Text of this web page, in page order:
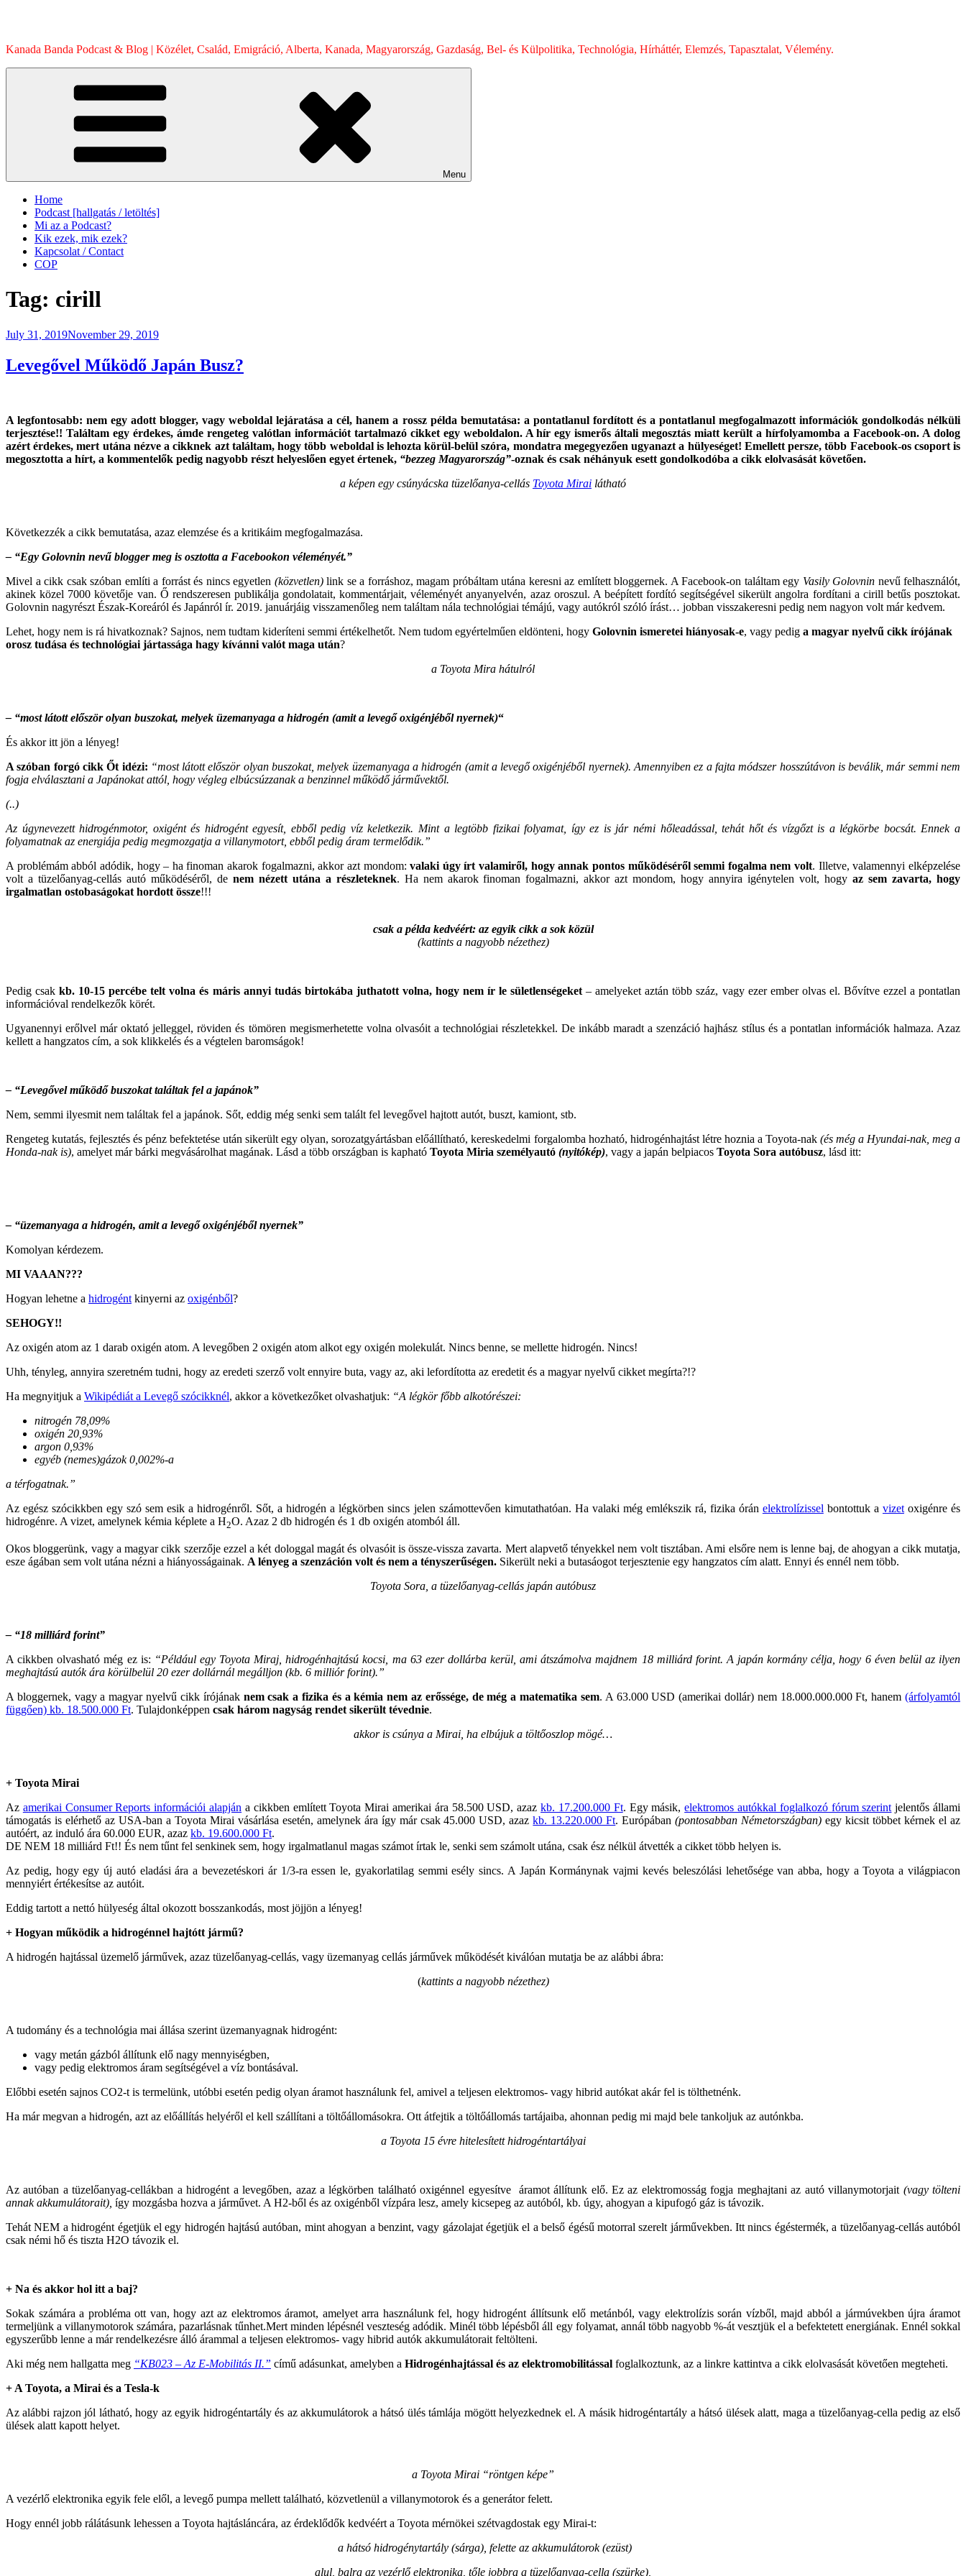
Kanada Banda Podcast & Blog | Közélet, Család, Emigráció, Alberta, Kanada, Magyarország, Gazdaság, Bel- és Külpolitika, Technológia, Hírháttér, Elemzés, Tapasztalat, Vélemény.
Menu
Home
Podcast [hallgatás / letöltés]
Mi az a Podcast?
Kik ezek, mik ezek?
Kapcsolat / Contact
COP
Tag: cirill
Posted
July 31, 2019November 29, 2019
Levegővel Működő Japán Busz?
A legfontosabb: nem egy adott blogger, vagy weboldal lejáratása a cél, hanem a rossz példa bemutatása: a pontatlanul fordított és a pontatlanul megfogalmazott információk gondolkodás nélküli
terjesztése!! Találtamegy érdekes, ámde rengeteg valótlan információt tartalmazó cikket egy weboldalon. A hír egy ismerős általi megosztás miatt került a hírfolyamomba a Facebook-on. A dolog
azért érdekes, mert utána nézve a cikknek azt találtam, hogy több weboldal is lehozta körül-belül szóra, mondatra megegyezően ugyanazt a hülyeséget! Emellett persze, több Facebook-os csoport is
megosztotta a hírt, a kommentelők pedig nagyobb részt helyeslően egyet értenek, “bezzeg Magyarország”-oznak és csak néhányuk esett gondolkodóba a cikk elolvasását követően.
a képen egy csúnyácska tüzelőanya-cellás Toyota Mirai látható
Következzék a cikk bemutatása, azaz elemzése és a kritikáim megfogalmazása.
– “Egy Golovnin nevű blogger meg is osztotta a Facebookon véleményét.”
Mivel a cikk csak szóban említi a forrást és nincs egyetlen (közvetlen)link se a forráshoz, magam próbáltam utána keresni az említett bloggernek. A Facebook-on találtam egy Vasily Golovnin nevű felhasználót,
akinek közel 7000 követője van. Ő rendszeresen publikálja gondolatait, kommentárjait, véleményét anyanyelvén, azaz oroszul. A beépített fordító segítségével sikerült angolra fordítani a cirill betűs posztokat.
Golovnin nagyrészt Észak-Koreáról és Japánról ír. 2019. januárjáig visszamenőleg nem találtam nála technológiai témájú, vagy autókról szóló írást… jobban visszakeresni pedig nem nagyon volt már kedvem.
Lehet, hogy nem is rá hivatkoznak? Sajnos, nem tudtam kideríteni semmi értékelhetőt. Nem tudom egyértelműen eldönteni, hogy Golovnin ismeretei hiányosak-e, vagy pedig a magyar nyelvű cikk írójának
orosz tudása és technológiai jártassága hagy kívánni valót maga után?
a Toyota Mira hátulról
– “most látott először olyan buszokat, melyek üzemanyaga a hidrogén (amit a levegő oxigénjéből nyernek)“
És akkor itt jön a lényeg!
A szóban forgó cikk Őt idézi: “most látott először olyan buszokat, melyek üzemanyaga a hidrogén (amit a levegő oxigénjéből nyernek). Amennyiben ez a fajta módszer hosszútávon is beválik, már semmi nem
fogja elválasztani a Japánokat attól, hogy végleg elbúcsúzzanak a benzinnel működő járművektől.
(..)
Az úgynevezett hidrogénmotor, oxigént és hidrogént egyesít, ebből pedig víz keletkezik. Mint a legtöbb fizikai folyamat, így ez is jár némi hőleadással, tehát hőt és vízgőzt is a légkörbe bocsát. Ennek a
folyamatnak az energiája pedig megmozgatja a villanymotort, ebből pedig áram termelődik.”
A problémám abból adódik, hogy – ha finoman akarok fogalmazni, akkor azt mondom:valaki úgy írt valamiről, hogy annak pontos működéséről semmi fogalma nem volt. Illetve, valamennyi elképzelése
volt a tüzelőanyag-cellás autó működéséről, de nem nézett utána a részleteknek. Ha nem akarok finoman fogalmazni, akkor azt mondom, hogy annyira igénytelen volt, hogyaz sem zavarta, hogy
irgalmatlan ostobaságokat hordott össze!!!
csak a példa kedvéért: az egyik cikk a sok közül
(kattints a nagyobb nézethez)
Pedig csakkb. 10-15 percébe telt volna és máris annyi tudás birtokába juthatott volna, hogy nem ír le sületlenségeket – amelyeket aztán több száz, vagy ezer ember olvas el. Bővítve ezzel a pontatlan
információval rendelkezők körét.
Ugyanennyi erőlvel már oktató jelleggel, röviden és tömören megismerhetette volna olvasóit a technológiai részletekkel. De inkább maradt a szenzáció hajhász stílus és a pontatlan információk halmaza. Azaz
kellett a hangzatos cím, a sok klikkelés és a végtelen baromságok!
– “Levegővel működő buszokat találtak fel a japánok”
Nem, semmi ilyesmit nem találtak fel a japánok. Sőt, eddig még senki sem talált fel levegővel hajtott autót, buszt, kamiont, stb.
Rengeteg kutatás, fejlesztés és pénz befektetése után sikerült egy olyan, sorozatgyártásban előállítható, kereskedelmi forgalomba hozható, hidrogénhajtást létre hoznia a Toyota-nak (és még a Hyundai-nak, meg a
Honda-nak is), amelyet már bárki megvásárolhat magának. Lásd a több országban is kapható Toyota Miria személyautó (nyitókép), vagy a japán belpiacos Toyota Sora autóbusz, lásd itt:
– “üzemanyaga a hidrogén, amit a levegő oxigénjéből nyernek”
Komolyan kérdezem.
MI VAAAN???
Hogyan lehetne a hidrogént kinyerni az oxigénből?
SEHOGY!!
Az oxigén atom az 1 darab oxigén atom. A levegőben 2 oxigén atom alkot egy oxigén molekulát. Nincs benne, se mellette hidrogén. Nincs!
Uhh, tényleg, annyira szeretném tudni, hogy az eredeti szerző volt ennyire buta, vagy az, aki lefordította az eredetit és a magyar nyelvű cikket megírta?!?
Ha megnyitjuk a Wikipédiát a Levegő szócikknél, akkor a következőket olvashatjuk: “A légkör főbb alkotórészei:
nitrogén 78,09%
oxigén 20,93%
argon 0,93%
egyéb (nemes)gázok 0,002%-a
a térfogatnak.”
Az egész szócikkben egy szó sem esik a hidrogénről. Sőt, a hidrogén a légkörben sincs jelen számottevően kimutathatóan. Ha valaki még emlékszik rá, fizika órán elektrolízissel bontottuk a vizetoxigénre és
hidrogénre. A vizet, amelynek kémia képlete a H2O. Azaz 2 db hidrogén és 1 db oxigén atomból áll.
Okos bloggerünk, vagy a magyar cikk szerzője ezzel a két dologgal magát és olvasóit is össze-vissza zavarta. Mert alapvető tényekkel nem volt tisztában. Ami elsőre nem is lenne baj, de ahogyan a cikk mutatja,
esze ágában sem volt utána nézni a hiányosságainak. A lényeg a szenzáción volt és nem a tényszerűségen. Sikerült neki a butasáogot terjesztenie egy hangzatos cím alatt. Ennyi és ennél nem több.
Toyota Sora, a tüzelőanyag-cellás japán autóbusz
– “18 milliárd forint”
A cikkben olvasható még ez is: “Például egy Toyota Miraj, hidrogénhajtású kocsi, ma 63 ezer dollárba kerül, ami átszámolva majdnem 18 milliárd forint. A japán kormány célja, hogy 6 éven belül az ilyen
meghajtású autók ára körülbelül 20 ezer dollárnál megálljon (kb. 6 milliór forint).”
A bloggernek, vagy a magyar nyelvű cikk írójának nem csak a fizika és a kémia nem az erőssége, de még a matematika sem. A 63.000 USD (amerikai dollár) nem 18.000.000.000 Ft, hanem (árfolyamtól
függően) kb. 18.500.000 Ft. Tulajdonképpen csak három nagyság rendet sikerült tévednie.
akkor is csúnya a Mirai, ha elbújuk a töltőoszlop mögé…
+ Toyota Mirai
Az amerikai Consumer Reports információi alapján a cikkben említett Toyota Mirai amerikai ára 58.500 USD, azazkb. 17.200.000 Ft. Egy másik,elektromos autókkal foglalkozó fórum szerint jelentős állami
támogatás is elérhető az USA-ban a Toyota Mirai vásárlása esetén, amelynek ára így már csak 45.000 USD, azazkb. 13.220.000 Ft. Európában(pontosabban Németországban) egy kicsit többet kérnek el az
autóért, az induló ára 60.000 EUR, azaz kb. 19.600.000 Ft.
DE NEM 18 milliárd Ft!! És nem tűnt fel senkinek sem, hogy irgalmatlanul magas számot írtak le, senki sem számolt utána, csak ész nélkül átvették a cikket több helyen is.
Az pedig, hogy egy új autó eladási ára a bevezetéskori ár 1/3-ra essen le, gyakorlatilag semmi esély sincs. A Japán Kormánynak vajmi kevés beleszólási lehetősége van abba, hogy a Toyota a világpiacon
mennyiért értékesítse az autóit.
Eddig tartott a nettó hülyeség által okozott bosszankodás, most jöjjön a lényeg!
+ Hogyan működik a hidrogénnel hajtótt jármű?
A hidrogén hajtással üzemelő járművek, azaz tüzelőanyag-cellás, vagy üzemanyag cellás járművek működését kiválóan mutatja be az alábbi ábra:
(kattints a nagyobb nézethez)
A tudomány és a technológia mai állása szerint üzemanyagnak hidrogént:
vagy metán gázból állítunk elő nagy mennyiségben,
vagy pedig elektromos áram segítségével a víz bontásával.
Előbbi esetén sajnos CO2-t is termelünk, utóbbi esetén pedig olyan áramot használunk fel, amivel a teljesen elektromos- vagy hibrid autókat akár fel is tölthetnénk.
Ha már megvan a hidrogén, azt az előállítás helyéről el kell szállítani a töltőállomásokra. Ott átfejtik a töltőállomás tartájaiba, ahonnan pedig mi majd bele tankoljuk az autónkba.
a Toyota 15 évre hitelesített hidrogéntartályai
Az autóban a tüzelőanyag-cellákban a hidrogént a levegőben, azaz a légkörben található oxigénnel egyesítve áramot állítunk elő. Ez az elektromosság fogja meghajtani az autó villanymotorjait (vagy tölteni
annak akkumulátorait), így mozgásba hozva a járművet. A H2-ből és az oxigénből vízpára lesz, amely kicsepeg az autóból, kb. úgy, ahogyan a kipufogó gáz is távozik.
Tehát NEM a hidrogént égetjük el egy hidrogén hajtású autóban, mint ahogyan a benzint, vagy gázolajat égetjük el a belső égésű motorral szerelt járművekben. Itt nincs égéstermék, a tüzelőanyag-cellás autóból
csak némi hő és tiszta H2O távozik el.
+ Na és akkor hol itt a baj?
Sokak számára a probléma ott van, hogy azt az elektromos áramot, amelyet arra használunk fel, hogy hidrogént állítsunk elő metánból, vagy elektrolízis során vízből, majd abból a jármúvekben újra áramot
termeljünk a villanymotorok számára, pazarlásnak tűnhet.Mert minden lépésnél veszteség adódik. Minél több lépésből áll egy folyamat, annál több nagyobb %-át vesztjük el a befektetett energiának. Ennél sokkal
egyszerűbb lenne a már rendelkezésre álló árammal a teljesen elektromos- vagy hibrid autók akkumulátorait feltölteni.
Aki még nem hallgatta meg “KB023 – Az E-Mobilitás II.” című adásunkat, amelyben a Hidrogénhajtással és az elektromobilitással foglalkoztunk, az a linkre kattintva a cikk elolvasását követően megteheti.
+ A Toyota, a Mirai és a Tesla-k
Az alábbi rajzon jól látható, hogy az egyik hidrogéntartály és az akkumulátorok a hátsó ülés támlája mögött helyezkednek el. A másik hidrogéntartály a hátsó ülések alatt, maga a tüzelőanyag-cella pedig az első
ülések alatt kapott helyet.
a Toyota Mirai “röntgen képe”
A vezérlő elektronika egyik fele elől, a levegő pumpa mellett található, közvetlenül a villanymotorok és a generátor felett.
Hogy ennél jobb rálátásunk lehessen a Toyota hajtásláncára, az érdeklődők kedvéért a Toyota mérnökei szétvagdostak egy Mirai-t:
a hátsó hidrogénytartály (sárga), felette az akkumulátorok (ezüst)
alul, balra az vezérlő elektronika, tőle jobbra a tüzelőanyag-cella (szürke),